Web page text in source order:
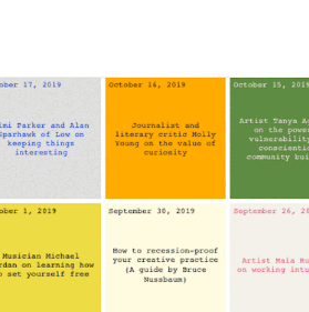
קארמה חדש
קדם סריף
קרוואן
תעמולה